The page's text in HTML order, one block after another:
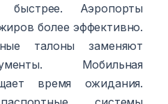
быстрее. Аэропорты
более эффективно.
талоны заменяют
Мобильная
время ожидания.